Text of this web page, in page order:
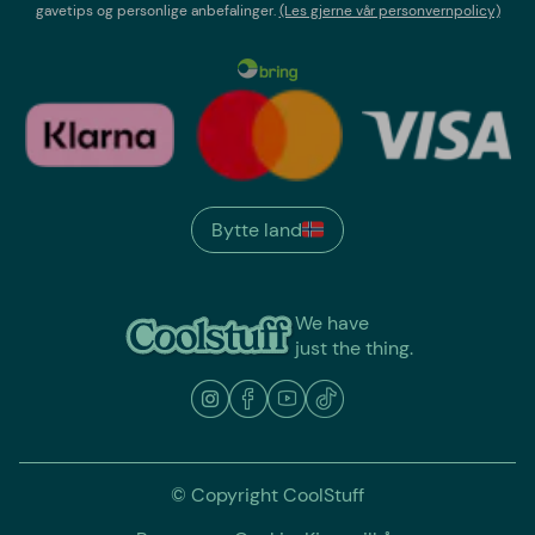
gavetips og personlige anbefalinger.(Les gjerne vår personvernpolicy)
We have
just the thing.
Bytte land
© Copyright CoolStuff